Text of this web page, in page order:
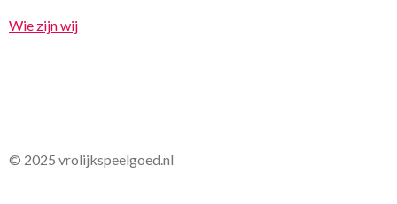
Wie zijn wij
© 2025 vrolijkspeelgoed.nl